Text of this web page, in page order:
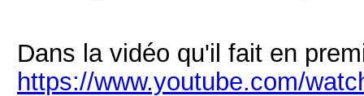
Dans la vidéo qu'il fait en
https://www.youtube.com/